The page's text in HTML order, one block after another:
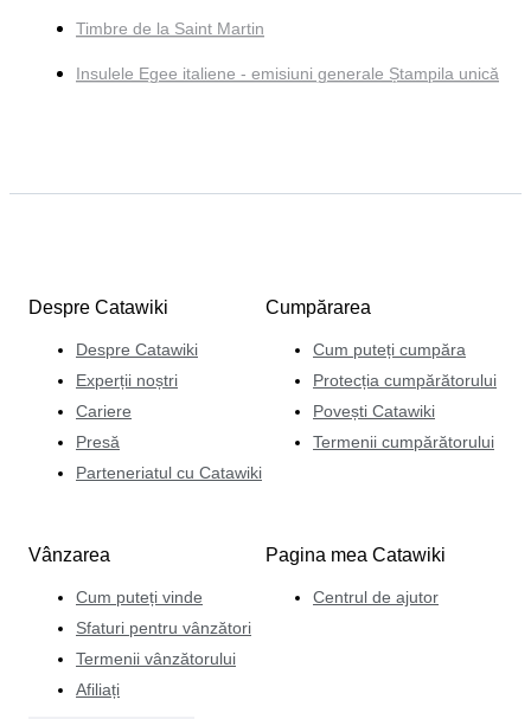
Timbre de la Saint Martin
Insulele Egee italiene - emisiuni generale Ștampila unică
Despre Catawiki
Despre Catawiki
Experții noștri
Cariere
Presă
Parteneriatul cu Catawiki
Cumpărarea
Cum puteți cumpăra
Protecția cumpărătorului
Povești Catawiki
Termenii cumpărătorului
Vânzarea
Cum puteți vinde
Sfaturi pentru vânzători
Termenii vânzătorului
Afiliați
Pagina mea Catawiki
Centrul de ajutor